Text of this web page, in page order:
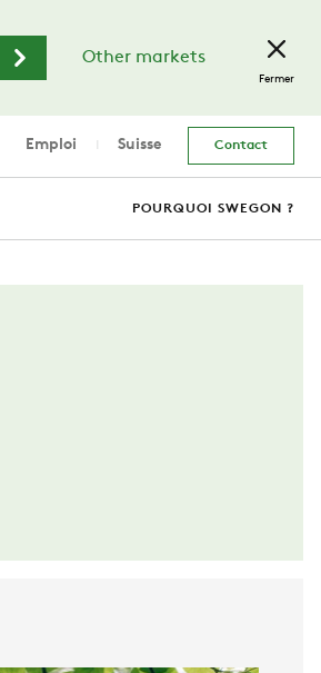
Other markets
Fermer
Emploi Suisse Contact
POURQUOI SWEGON ?